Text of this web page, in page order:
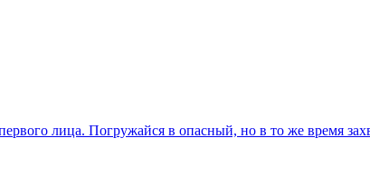
лица. Погружайся в опасный, но в то же время